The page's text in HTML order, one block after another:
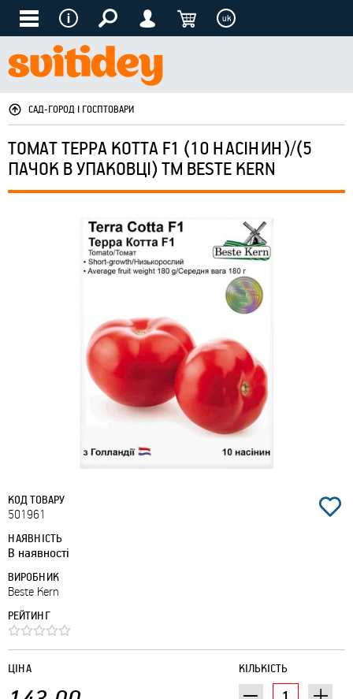
uk
САД-ГОРОД І ГОСПТОВАРИ
ТОМАТ ТЕРРА КОТТА F1 (10 НАСІНИН)/(5
ПАЧОК В УПАКОВЦІ) ТМ BESTE KERN
КОД ТОВАРУ
501961
НАЯВНІСТЬ
В наявності
ВИРОБНИК
Beste Kern
РЕЙТИНГ
КІЛЬКІСТЬ
ЦІНА